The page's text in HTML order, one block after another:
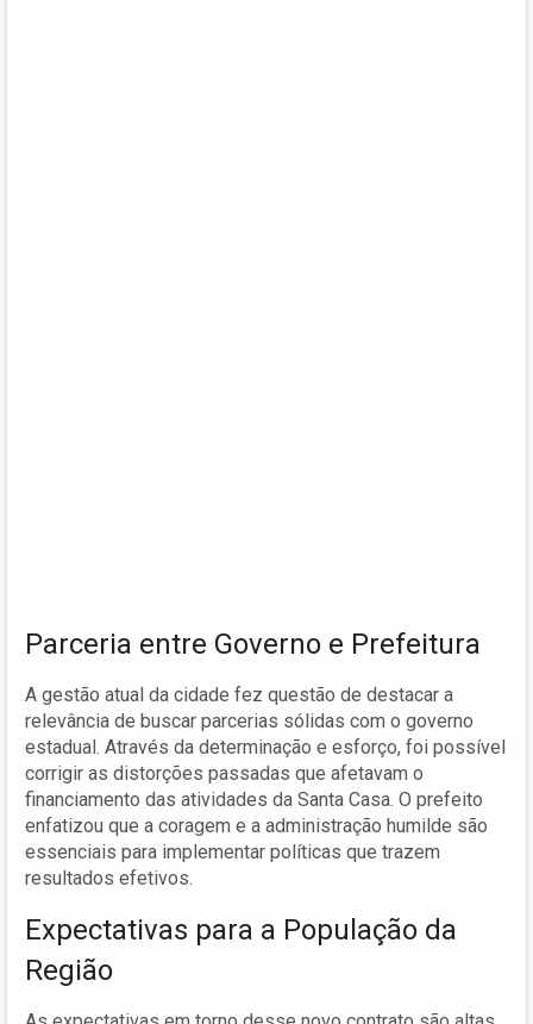
Parceria entre Governo e Prefeitura
A gestão atual da cidade fez questão de destacar a
relevância de buscar parcerias sólidas com o governo
estadual. Através da determinação e esforço, foi possível
corrigir as distorções passadas que afetavam o
financiamento das atividades da Santa Casa. O prefeito
enfatizou que a coragem e a administração humilde são
essenciais para implementar políticas que trazem
resultados efetivos.
Expectativas para a População da
Região